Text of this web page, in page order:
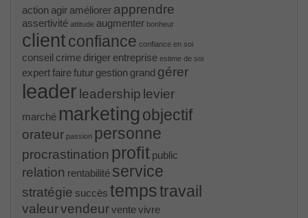
action agir améliorer apprendre
assertivité attitude augmenter bonheur
client confiance confiance en soi
conseil crime diriger entreprise estime de soi
expertfairefutur gestion grand gérer
leader leadership levier
marché marketing objectif
orateur passion personne
procrastination profit public
relation rentabilité service
stratégie succès tempstravail
valeurvendeurventevivre